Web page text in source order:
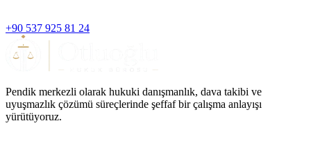
+90 537 925 81 24
Pendik merkezli olarak hukuki danışmanlık, dava takibi ve
uyuşmazlık çözümü süreçlerinde şeffaf bir çalışma anlayışı
yürütüyoruz.